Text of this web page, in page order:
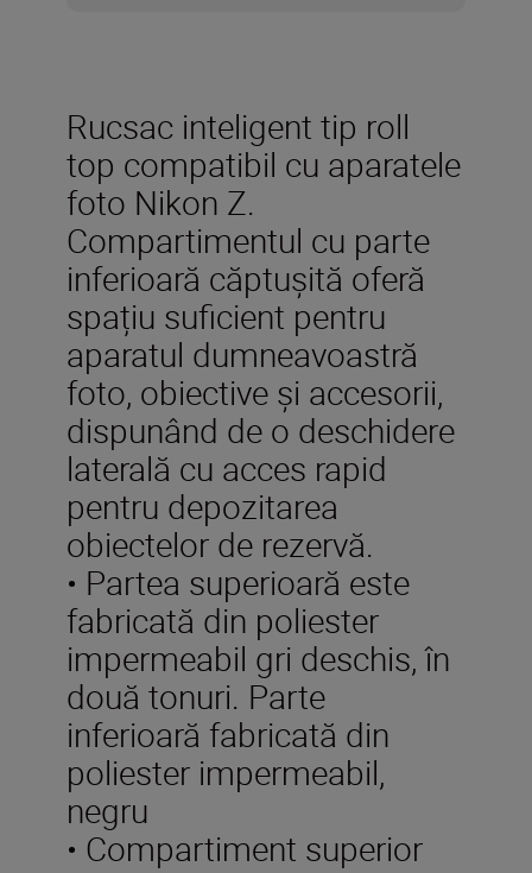
Rucsac inteligent tip roll
top compatibil cu aparatele
foto Nikon Z.
Compartimentul cu parte
inferioară căptușită oferă
spațiu suficient pentru
aparatul dumneavoastră
foto, obiective și accesorii,
dispunând de o deschidere
laterală cu acces rapid
pentru depozitarea
obiectelor de rezervă.
• Partea superioară este
fabricată din poliester
impermeabil gri deschis, în
două tonuri. Parte
inferioară fabricată din
poliester impermeabil,
negru
• Compartiment superior